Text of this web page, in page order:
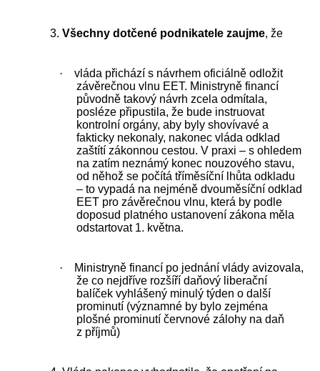
3. Všechny dotčené podnikatele zaujme, že
·
vláda přichází s návrhem oficiálně odložit
závěrečnou vlnu EET. Ministryně financí
původně takový návrh zcela odmítala,
posléze připustila, že bude instruovat
kontrolní orgány, aby byly shovívavé a
fakticky nekonaly, nakonec vláda odklad
zaštítí zákonnou cestou. V praxi – s ohledem
na zatím neznámý konec nouzového stavu,
od něhož se počítá tříměsíční lhůta odkladu
– to vypadá na nejméně dvouměsíční odklad
EET pro závěrečnou vlnu, která by podle
doposud platného ustanovení zákona měla
odstartovat 1. května.
·
Ministryně financí po jednání vlády avizovala,
že co nejdříve rozšíří daňový liberační
balíček vyhlášený minulý týden o další
prominutí (významné by bylo zejména
plošné prominutí červnové zálohy na daň
z příjmů)